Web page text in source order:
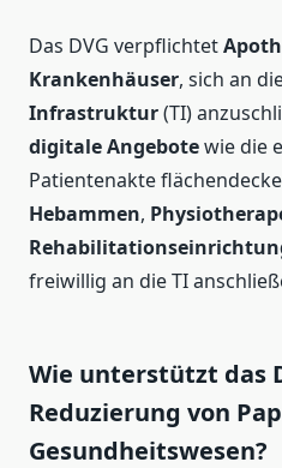
Das DVG verpflichtet
Krankenhäuser, sich an
Infrastruktur(TI)
digitale Angebotewie die
Patientenakte
Hebammen,
freiwillig an die TI
Wie unterstützt das
Reduzierung von
Gesundheitswesen?